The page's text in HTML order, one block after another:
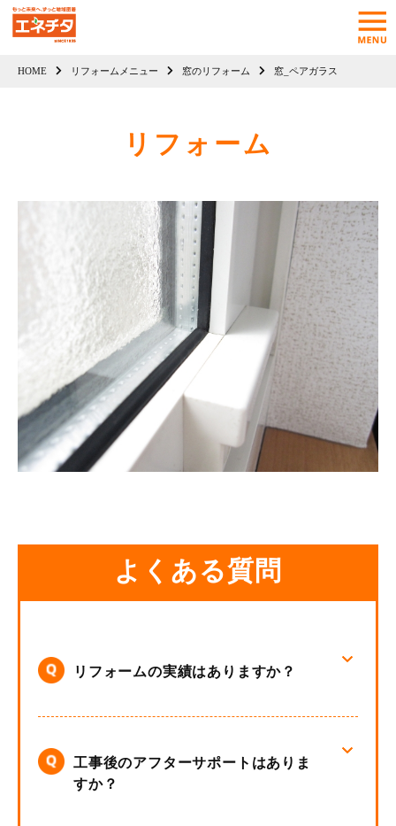
HOME リフォームメニュー 窓のリフォーム 窓_ペアガラス
リフォーム
よくある質問
リフォームの実績はありますか？
工事後のアフターサポートはありま
すか？